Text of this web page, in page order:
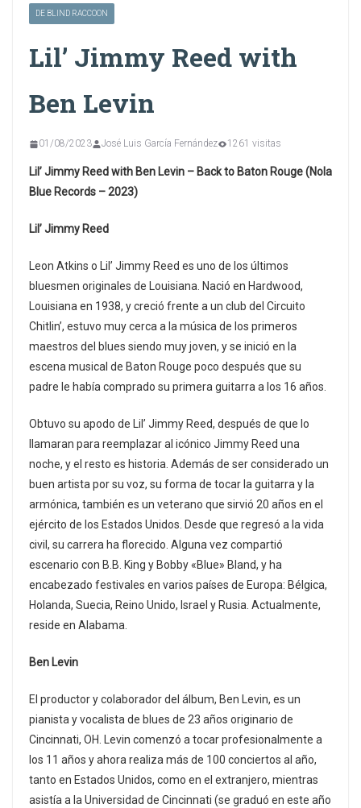
DE BLIND RACCOON
Lil’ Jimmy Reed with
Ben Levin
01/08/2023 José Luis García Fernández 1261 visitas
Lil’ Jimmy Reed with Ben Levin – Back to Baton Rouge (Nola
Blue Records – 2023)
Lil’ Jimmy Reed
Leon Atkins o Lil’ Jimmy Reed es uno de los últimos
bluesmen originales de Louisiana. Nació en Hardwood,
Louisiana en 1938, y creció frente a un club del Circuito
Chitlin’, estuvo muy cerca a la música de los primeros
maestros del blues siendo muy joven, y se inició en la
escena musical de Baton Rouge poco después que su
padre le había comprado su primera guitarra a los 16 años.
Obtuvo su apodo de Lil’ Jimmy Reed, después de que lo
llamaran para reemplazar al icónico Jimmy Reed una
noche, y el resto es historia. Además de ser considerado un
buen artista por su voz, su forma de tocar la guitarra y la
armónica, también es un veterano que sirvió 20 años en el
ejército de los Estados Unidos. Desde que regresó a la vida
civil, su carrera ha florecido. Alguna vez compartió
escenario con B.B. King y Bobby «Blue» Bland, y ha
encabezado festivales en varios países de Europa: Bélgica,
Holanda, Suecia, Reino Unido, Israel y Rusia. Actualmente,
reside en Alabama.
Ben Levin
El productor y colaborador del álbum, Ben Levin, es un
pianista y vocalista de blues de 23 años originario de
Cincinnati, OH. Levin comenzó a tocar profesionalmente a
los 11 años y ahora realiza más de 100 conciertos al año,
tanto en Estados Unidos, como en el extranjero, mientras
asistía a la Universidad de Cincinnati (se graduó en este año